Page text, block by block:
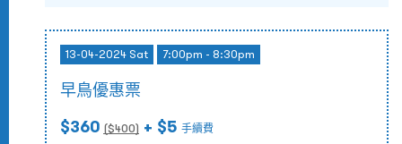
13-04-2024 Sat 7:00pm - 8:30pm
早鳥優惠票
$360 ($400) + $5 手續費